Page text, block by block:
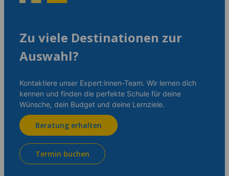
Zu viele Destinationen zur
Auswahl?
Kontaktiere unser Expert:innen-Team. Wir lernen dich
kennen und finden die perfekte Schule für deine
Wünsche, dein Budget und deine Lernziele.
Beratung erhalten
Termin buchen